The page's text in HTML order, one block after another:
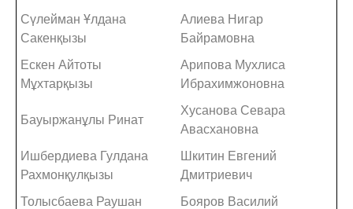
Сүлейман Ұлдана
Сакенқызы
Алиева Нигар
Байрамовна
Ескен Айтоты
Мұхтарқызы
Арипова Мухлиса
Ибрахимжоновна
Бауыржанұлы Ринат
Хусанова Севара
Авасхановна
Ишбердиева Гулдана
Рахмонқулқызы
Шкитин Евгений
Дмитриевич
Толысбаева Раушан
Бояров Василий